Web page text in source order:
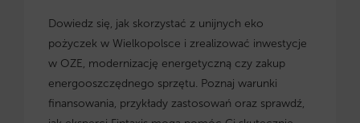
Dowiedz się, jak skorzystać z unijnych eko
pożyczek w Wielkopolsce i zrealizować inwestycje
w OZE, modernizację energetyczną czy zakup
energooszczędnego sprzętu. Poznaj warunki
finansowania, przykłady zastosowań oraz sprawdź,